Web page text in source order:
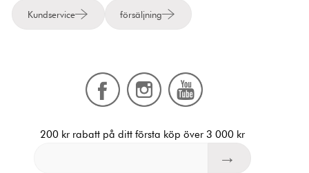
Kundservice försäljning
200 kr rabatt på ditt första köp över 3 000 kr